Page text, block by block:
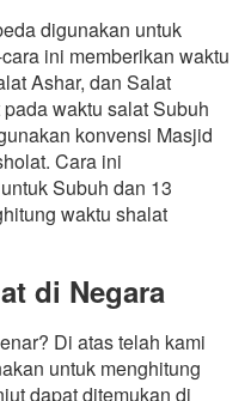
digunakan untuk
ini memberikan waktu
Ashar, dan Salat
waktu salat Subuh
konvensi Masjid
Cara ini
Subuh dan 13
waktu shalat
di Negara
Di atas telah kami
untuk menghitung
dapat ditemukan di